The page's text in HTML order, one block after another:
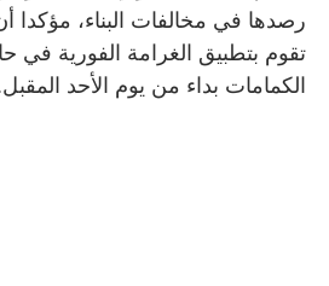
رصدها في مخالفات البناء،
تقوم بتطبيق الغرامة الفورية في
الكمامات بداء من يوم الأحد المقبل